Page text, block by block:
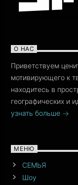
О НАС
Приветствуем
мотивирующего к
находитесь в
географических и
узнать больше
МЕНЮ
СЕМЬЯ
Шоу